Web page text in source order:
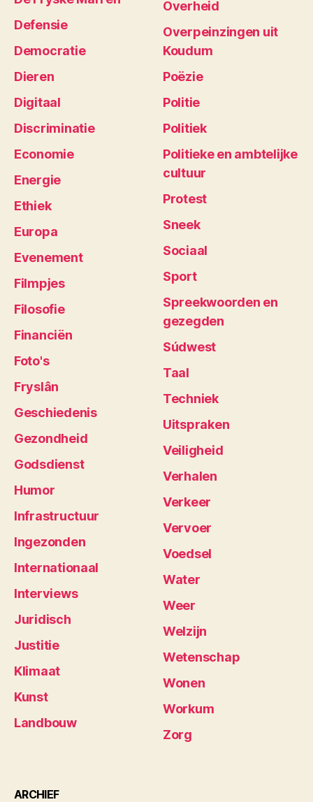
Defensie
Democratie
Dieren
Digitaal
Discriminatie
Economie
Energie
Ethiek
Europa
Evenement
Filmpjes
Filosofie
Financiën
Foto's
Fryslân
Geschiedenis
Gezondheid
Godsdienst
Humor
Infrastructuur
Ingezonden
Internationaal
Interviews
Juridisch
Justitie
Klimaat
Kunst
Landbouw
Overheid
Overpeinzingen uit
Koudum
Poëzie
Politie
Politiek
Politieke en ambtelijke
cultuur
Protest
Sneek
Sociaal
Sport
Spreekwoorden en
gezegden
Súdwest
Taal
Techniek
Uitspraken
Veiligheid
Verhalen
Verkeer
Vervoer
Voedsel
Water
Weer
Welzijn
Wetenschap
Wonen
Workum
Zorg
ARCHIEF